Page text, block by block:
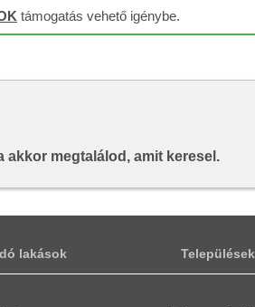
támogatás vehető igénybe.
akkor megtalálod, amit keresel.
lakások Települések